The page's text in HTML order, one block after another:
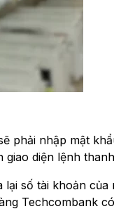
phải nhập mật
diện lệnh
số tài khoản của
Techcombank